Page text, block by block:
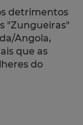
detrimentos
"Zungueiras"
Angola,
que as
do